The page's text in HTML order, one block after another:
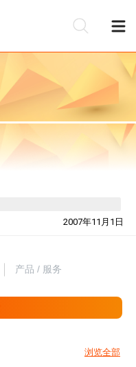
2007年11月1日
产品 / 服务
浏览全部